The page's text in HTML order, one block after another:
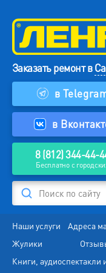
Заказать ремонт в
в
в
8 (812) 344-44-
Бесплатно с
Поиск по сайту
Наши услуги Адреса
Жулики
Книги,